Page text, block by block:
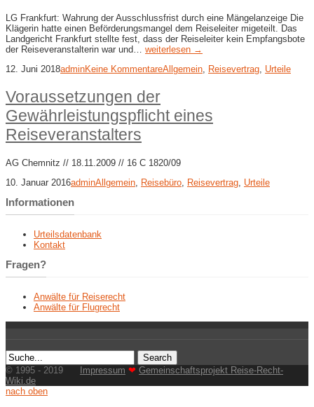
LG Frankfurt: Wahrung der Ausschlussfrist durch eine Mängelanzeige Die
Klägerin hatte einen Beförderungsmangel dem Reiseleiter migeteilt. Das
Landgericht Frankfurt stellte fest, dass der Reiseleiter kein Empfangsbote
der Reiseveranstalterin war und… weiterlesen →
12. Juni 2018adminKeine KommentareAllgemein, Reisevertrag, Urteile
Voraussetzungen der
Gewährleistungspflicht eines
Reiseveranstalters
AG Chemnitz // 18.11.2009 // 16 C 1820/09
10. Januar 2016adminAllgemein, Reisebüro, Reisevertrag, Urteile
Informationen
Urteilsdatenbank
Kontakt
Fragen?
Anwälte für Reiserecht
Anwälte für Flugrecht
© 1995 - 2019 Impressum ❤ Gemeinschaftsprojekt Reise-Recht-
Wiki.de
nach oben